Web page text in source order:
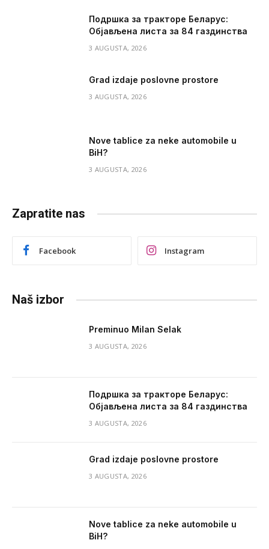
Подршка за тракторе Беларус:
Објављена листа за 84 газдинства
3 AUGUSTA, 2026
Grad izdaje poslovne prostore
3 AUGUSTA, 2026
Nove tablice za neke automobile u
BiH?
3 AUGUSTA, 2026
Zapratite nas
Facebook Instagram
Naš izbor
Preminuo Milan Selak
3 AUGUSTA, 2026
Подршка за тракторе Беларус:
Објављена листа за 84 газдинства
3 AUGUSTA, 2026
Grad izdaje poslovne prostore
3 AUGUSTA, 2026
Nove tablice za neke automobile u
BiH?